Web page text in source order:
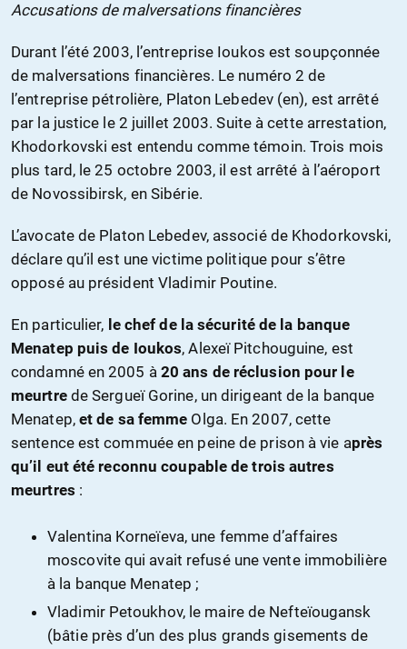
Accusations de malversations financières
Durant l’été 2003, l’entreprise Ioukos est soupçonnée
de malversations financières. Le numéro 2 de
l’entreprise pétrolière, Platon Lebedev (en), est arrêté
par la justice le 2 juillet 2003. Suite à cette arrestation,
Khodorkovski est entendu comme témoin. Trois mois
plus tard, le 25 octobre 2003, il est arrêté à l’aéroport
de Novossibirsk, en Sibérie.
L’avocate de Platon Lebedev, associé de Khodorkovski,
déclare qu’il est une victime politique pour s’être
opposé au président Vladimir Poutine.
En particulier, le chef de la sécurité de la banque
Menatep puis de Ioukos, Alexeï Pitchouguine, est
condamné en 2005 à 20 ans de réclusion pour le
meurtrede Sergueï Gorine, un dirigeant de la banque
Menatep,et de sa femme Olga. En 2007, cette
sentence est commuée en peine de prison à vie après
qu’il eut été reconnu coupable de trois autres
meurtres :
Valentina Korneïeva, une femme d’affaires
moscovite qui avait refusé une vente immobilière
à la banque Menatep ;
Vladimir Petoukhov, le maire de Nefteïougansk
(bâtie près d’un des plus grands gisements de